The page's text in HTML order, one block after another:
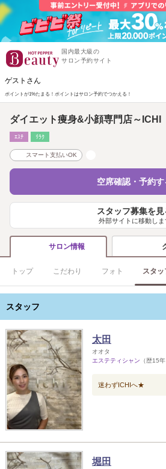
国内最大級の
サロン予約サイト
ゲストさん
ポイントが1%たまる！ ポイントはサロン予約でつかえる！
ダイエット痩身&小顔専門店～ICHI
ｴｽﾃ ﾘﾗｸ
スマート支払いOK
空席確認・予約す
スタッフ募集を見
外部サイトに移動しま
サロン情報
トップ こだわり フォト スタッ
スタッフ
太田
オオタ
エステティシャン （歴15年
迷わずICHIへ★
堀田